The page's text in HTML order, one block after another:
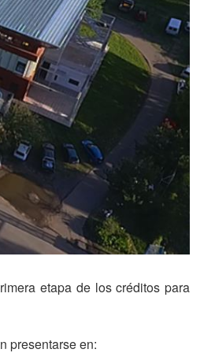
etapa de los créditos para
presentarse en: